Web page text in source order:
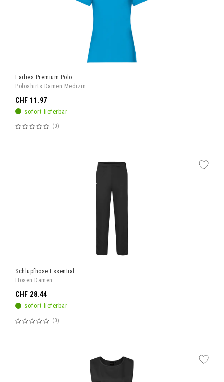
Ladies Premium Polo
Poloshirts Damen Medizin
sofort lieferbar
Bewertung:
0
CHF 11.97
Schlupfhose Essential
Hosen Damen
sofort lieferbar
Bewertung:
0
CHF 28.44